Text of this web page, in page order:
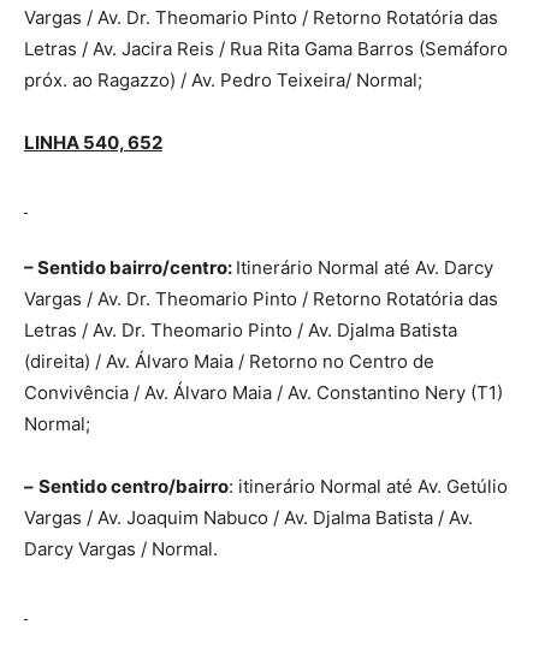
Vargas / Av. Dr. Theomario Pinto / Retorno Rotatória das
Letras / Av. Jacira Reis / Rua Rita Gama Barros (Semáforo
próx. ao Ragazzo) / Av. Pedro Teixeira/ Normal;
LINHA 540, 652
– Sentido bairro/centro: Itinerário Normal até Av. Darcy
Vargas / Av. Dr. Theomario Pinto / Retorno Rotatória das
Letras / Av. Dr. Theomario Pinto / Av. Djalma Batista
(direita) / Av. Álvaro Maia / Retorno no Centro de
Convivência / Av. Álvaro Maia / Av. Constantino Nery (T1)
Normal;
– Sentido centro/bairro: itinerário Normal até Av. Getúlio
Vargas / Av. Joaquim Nabuco / Av. Djalma Batista / Av.
Darcy Vargas / Normal.